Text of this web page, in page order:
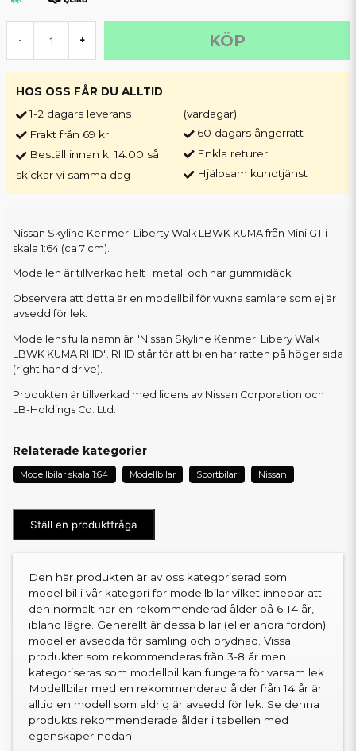
- + KÖP
HOS OSS FÅR DU ALLTID
1-2 dagars leverans
Frakt från 69 kr
Beställ innan kl 14.00 så
skickar vi samma dag
(vardagar)
60 dagars ångerrätt
Enkla returer
Hjälpsam kundtjänst
Nissan Skyline Kenmeri Liberty Walk LBWK KUMA från Mini GT i
skala 1:64 (ca 7 cm).
Modellen är tillverkad helt i metall och har gummidäck.
Observera att detta är en modellbil för vuxna samlare som ej är
avsedd för lek.
Modellens fulla namn är "Nissan Skyline Kenmeri Libery Walk
LBWK KUMA RHD". RHD står för att bilen har ratten på höger sida
(right hand drive).
Produkten är tillverkad med licens av Nissan Corporation och
LB-Holdings Co. Ltd.
Relaterade kategorier
Modellbilar skala 1:64 Modellbilar Sportbilar Nissan
Ställ en produktfråga
Den här produkten är av oss kategoriserad som
modellbil i vår kategori för modellbilar vilket innebär att
den normalt har en rekommenderad ålder på 6-14 år,
ibland lägre. Generellt är dessa bilar (eller andra fordon)
modeller avsedda för samling och prydnad. Vissa
produkter som rekommenderas från 3-8 år men
kategoriseras som modellbil kan fungera för varsam lek.
Modellbilar med en rekommenderad ålder från 14 år är
alltid en modell som aldrig är avsedd för lek. Se denna
produkts rekommenderade ålder i tabellen med
egenskaper nedan.